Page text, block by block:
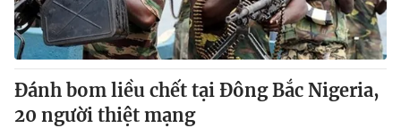
Đánh bom liều chết tại Đông Bắc Nigeria,
20 người thiệt mạng